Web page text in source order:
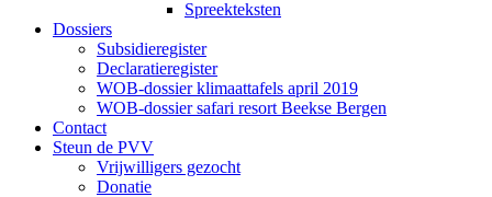
Spreekteksten
Dossiers
Subsidieregister
Declaratieregister
WOB-dossier klimaattafels april 2019
WOB-dossier safari resort Beekse Bergen
Contact
Steun de PVV
Vrijwilligers gezocht
Donatie